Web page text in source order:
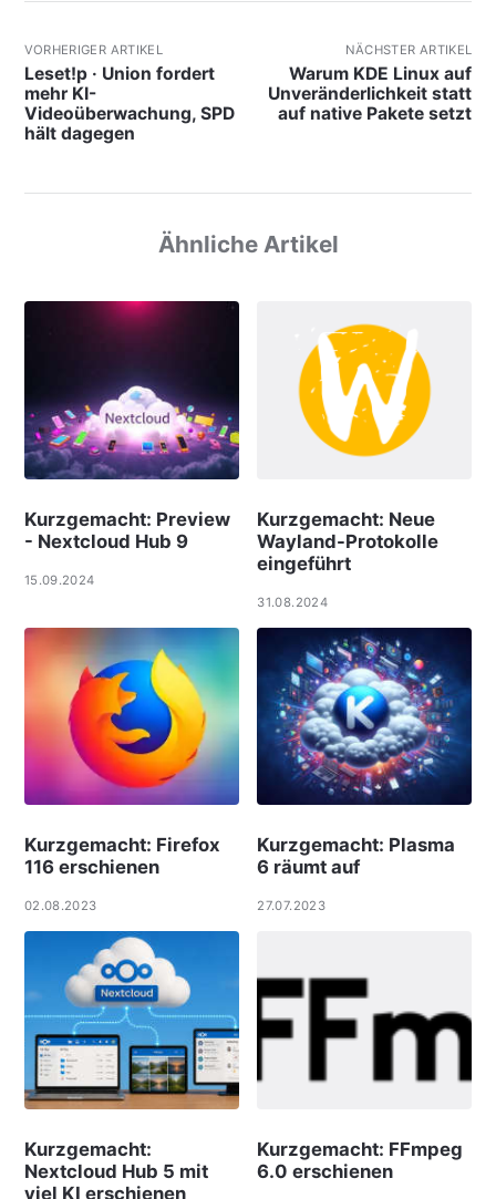
VORHERIGER ARTIKEL
Leset!p · Union fordert
mehr KI-
Videoüberwachung, SPD
hält dagegen
NÄCHSTER ARTIKEL
Warum KDE Linux auf
Unveränderlichkeit statt
auf native Pakete setzt
Ähnliche Artikel
Kurzgemacht: Preview
- Nextcloud Hub 9
15.09.2024
Kurzgemacht: Neue
Wayland-Protokolle
eingeführt
31.08.2024
Kurzgemacht: Firefox
116 erschienen
02.08.2023
Kurzgemacht: Plasma
6 räumt auf
27.07.2023
Kurzgemacht:
Nextcloud Hub 5 mit
viel KI erschienen
Kurzgemacht: FFmpeg
6.0 erschienen